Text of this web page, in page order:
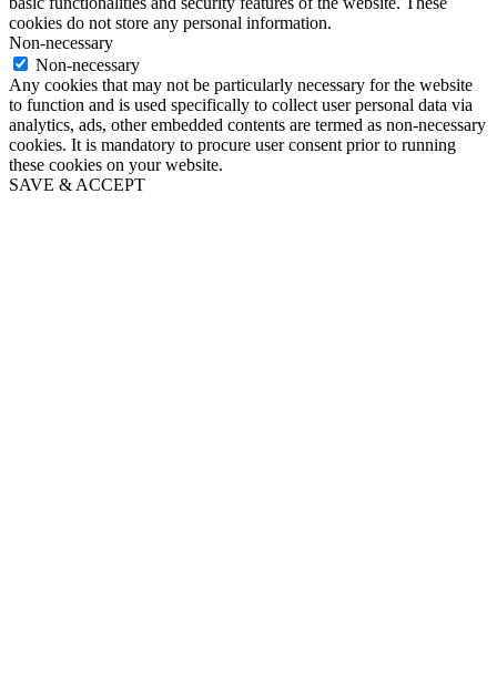
cookies do not store any personal information.
Non-necessary
Non-necessary
Any cookies that may not be particularly necessary for the website
to function and is used specifically to collect user personal data via
analytics, ads, other embedded contents are termed as non-necessary
cookies. It is mandatory to procure user consent prior to running
these cookies on your website.
SAVE & ACCEPT